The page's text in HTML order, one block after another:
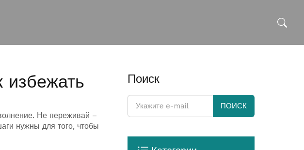
Не переживай –
нужны для того, чтобы
Поиск
ПОИСК